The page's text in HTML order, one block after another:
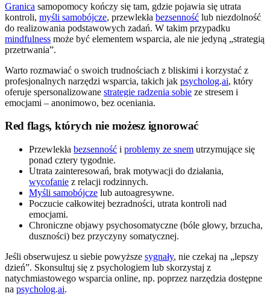
Granica samopomocy kończy się tam, gdzie pojawia się utrata
kontroli, myśli samobójcze, przewlekła bezsenność lub niezdolność
do realizowania podstawowych zadań. W takim przypadku
mindfulness może być elementem wsparcia, ale nie jedyną „strategią
przetrwania”.
Warto rozmawiać o swoich trudnościach z bliskimi i korzystać z
profesjonalnych narzędzi wsparcia, takich jak psycholog.ai, który
oferuje spersonalizowane strategie radzenia sobie ze stresem i
emocjami – anonimowo, bez oceniania.
Red flags, których nie możesz ignorować
Przewlekła bezsenność i problemy ze snem utrzymujące się
ponad cztery tygodnie.
Utrata zainteresowań, brak motywacji do działania,
wycofanie z relacji rodzinnych.
Myśli samobójcze lub autoagresywne.
Poczucie całkowitej bezradności, utrata kontroli nad
emocjami.
Chroniczne objawy psychosomatyczne (bóle głowy, brzucha,
duszności) bez przyczyny somatycznej.
Jeśli obserwujesz u siebie powyższe sygnały, nie czekaj na „lepszy
dzień”. Skonsultuj się z psychologiem lub skorzystaj z
natychmiastowego wsparcia online, np. poprzez narzędzia dostępne
na psycholog.ai.